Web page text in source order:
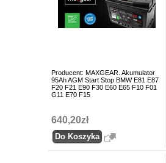
Producent: MAXGEAR. Akumulator
95Ah AGM Start Stop BMW E81 E87
F20 F21 E90 F30 E60 E65 F10 F01
G11 E70 F15
640,20zł